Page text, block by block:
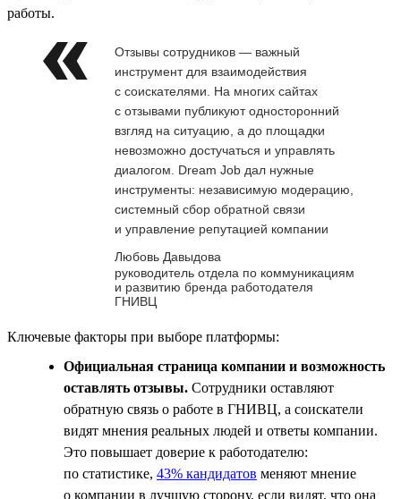
работы.
Отзывы сотрудников — важный
инструмент для взаимодействия
с соискателями. На многих сайтах
с отзывами публикуют односторонний
взгляд на ситуацию, а до площадки
невозможно достучаться и управлять
диалогом. Dream Job дал нужные
инструменты: независимую модерацию,
системный сбор обратной связи
и управление репутацией компании
Любовь Давыдова
руководитель отдела по коммуникациям
и развитию бренда работодателя
ГНИВЦ
Ключевые факторы при выборе платформы:
Официальная страница компании и возможность
оставлять отзывы. Сотрудники оставляют
обратную связь о работе в ГНИВЦ, а соискатели
видят мнения реальных людей и ответы компании.
Это повышает доверие к работодателю:
по статистике, 43% кандидатов меняют мнение
о компании в лучшую сторону, если видят, что она